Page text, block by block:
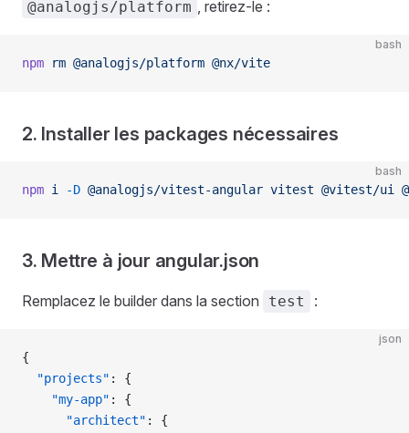
@analogjs/platform , retirez-le :
bash
npm rm @analogjs/platform @nx/vite
2. Installer les packages nécessaires
bash
npm i -D @analogjs/vitest-angular vitest @vitest/ui
3. Mettre à jour angular.json
Remplacez le builder dans la section test :
json
{
  "projects"
: {
    "my-app"
: {
      "architect"
: {